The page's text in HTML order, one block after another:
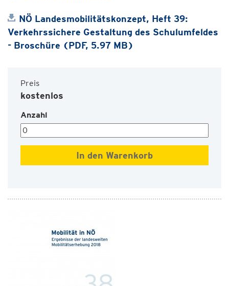
NÖ Landesmobilitätskonzept, Heft 39:
Verkehrssichere Gestaltung des Schulumfeldes
- Broschüre (PDF, 5.97 MB)
Preis
kostenlos
Anzahl